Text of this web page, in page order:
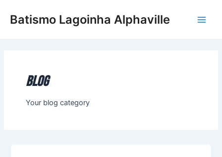
Batismo Lagoinha Alphaville
Blog
Your blog category